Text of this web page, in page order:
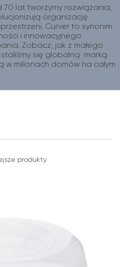
lat tworzymy rozwiązania,
organizację
Curver to synonim
i innowacyjnego
Zobacz, jak z małego
się globalną  marką
w milionach domów na całym
produkty